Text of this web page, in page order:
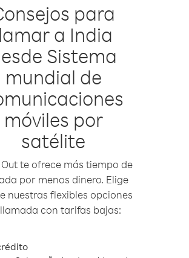
para
a India
Sistema
mundial de
móviles por
satélite
te ofrece más tiempo de
por menos dinero. Elige
nuestras flexibles opciones
con tarifas bajas: